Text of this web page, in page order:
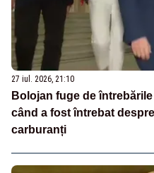
27 iul. 2026, 21:10
Bolojan fuge de
când a fost întrebat
carburanți